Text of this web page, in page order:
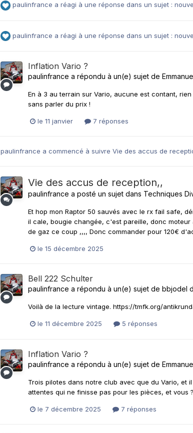
paulinfrance a réagi à une réponse dans un sujet :
paulinfrance a réagi à une réponse dans un sujet :
Inflation Vario ?
paulinfrance a répondu à un(e) sujet de
En à 3 au terrain sur Vario, aucune est contant,
sans parler du prix !
le 11 janvier 7 réponses
paulinfrance a commencé à suivre Vie des accus de
Vie des accus de reception,,
paulinfrance a posté un sujet dans Techniques
Et hop mon Raptor 50 sauvés avec le rx fail safe,
il cale, bougie changée, c'est pareille, donc
de gaz ce coup ,,,, Donc commander pour 120€
le 15 décembre 2025
Bell 222 Schulter
paulinfrance a répondu à un(e) sujet de bbjodel
Voilà de la lecture vintage. https://tmfk.org/
le 11 décembre 2025 5 réponses
Inflation Vario ?
paulinfrance a répondu à un(e) sujet de
Trois pilotes dans notre club avec que du Vario, et
attentes qui ne finisse pas pour les pièces, et vous ?
le 7 décembre 2025 7 réponses